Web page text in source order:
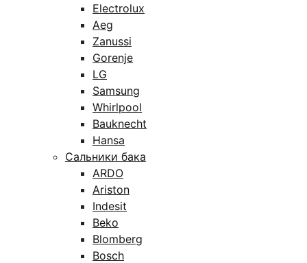
Electrolux
Aeg
Zanussi
Gorenje
LG
Samsung
Whirlpool
Bauknecht
Hansa
Сальники бака
ARDO
Ariston
Indesit
Beko
Blomberg
Bosch